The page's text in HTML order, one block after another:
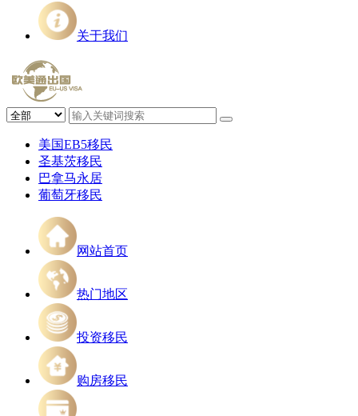
关于我们
美国EB5移民
圣基茨移民
巴拿马永居
葡萄牙移民
网站首页
热门地区
投资移民
购房移民